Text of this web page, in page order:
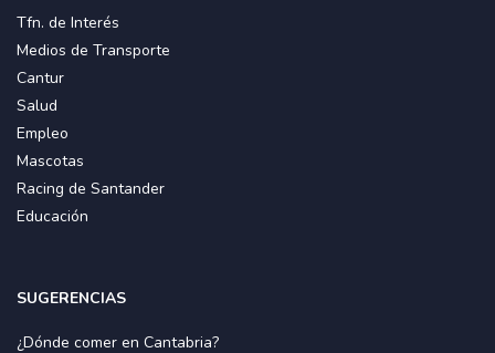
Tfn. de Interés
Medios de Transporte
Cantur
Salud
Empleo
Mascotas
Racing de Santander
Educación
SUGERENCIAS
¿Dónde comer en Cantabria?